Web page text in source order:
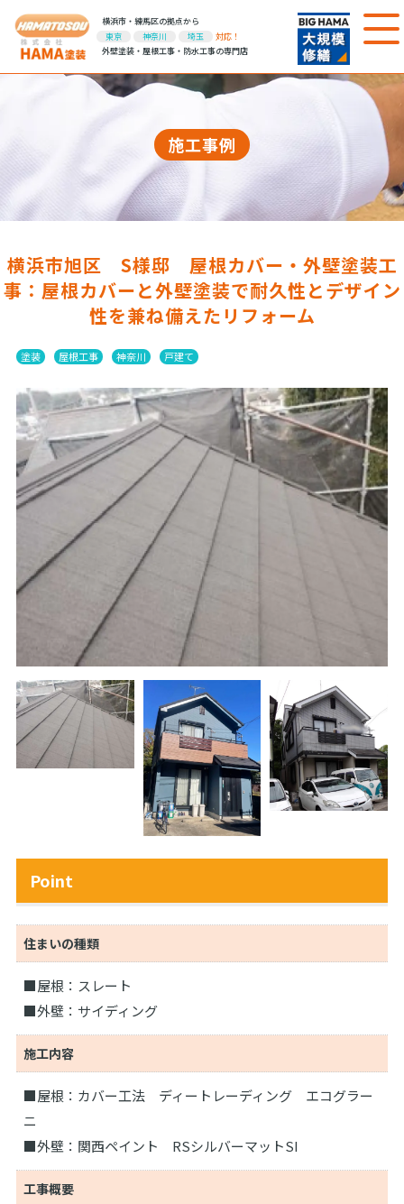
横浜市・練馬区の拠点から
東京
神奈川 埼玉
対応！
外壁塗装・屋根工事・防水工事の専門店
施工事例
横浜市旭区 S様邸 屋根カバー・外壁塗装工
事：屋根カバーと外壁塗装で耐久性とデザイン
性を兼ね備えたリフォーム
塗装 屋根工事 神奈川 戸建て
Point
住まいの種類
■屋根：スレート
■外壁：サイディング
施工内容
■屋根：カバー工法 ディートレーディング エコグラー
ニ
■外壁：関西ペイント RSシルバーマットSI
工事概要